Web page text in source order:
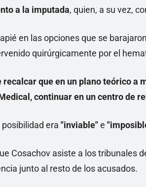
a la imputada, quien, a su vez,
en las opciones que se
quirúrgicamente por el
que en un plano teórico a
continuar en un centro de
era "inviable"e
Cosachov asiste a los tribunales
junto al resto de los acusados.